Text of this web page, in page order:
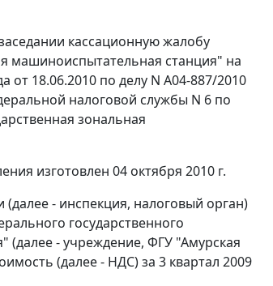
кассационную жалобу
машиноиспытательная станция" на
18.06.2010 по делу N А04-887/2010
налоговой службы N 6 по
зональная
изготовлен 04 октября 2010 г.
- инспекция, налоговый орган)
государственного
(далее - учреждение, ФГУ "Амурская
(далее - НДС) за 3 квартал 2009